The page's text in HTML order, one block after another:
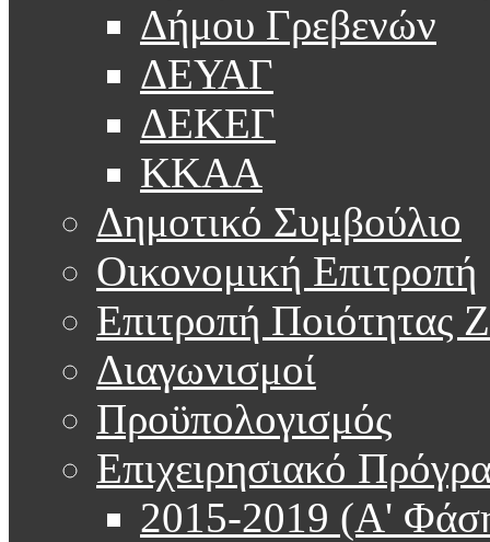
Δήμου Γρεβενών
ΔΕΥΑΓ
ΔΕΚΕΓ
ΚΚΑΑ
Δημοτικό Συμβούλιο
Οικονομική Επιτροπή
Επιτροπή Ποιότητας
Διαγωνισμοί
Προϋπολογισμός
Επιχειρησιακό
2015-2019 (Α'